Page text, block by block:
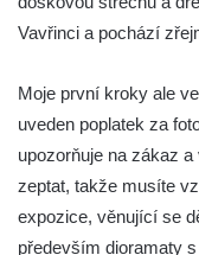
Vavřinci a pochází
Moje první kroky ale
uveden poplatek za
upozorňuje na zákaz
zeptat, takže musíte
expozice, věnující se
především dioramaty